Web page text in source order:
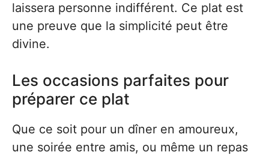
laissera personne indifférent. Ce plat est
une preuve que la simplicité peut être
divine.
Les occasions parfaites pour
préparer ce plat
Que ce soit pour un dîner en amoureux,
une soirée entre amis, ou même un repas